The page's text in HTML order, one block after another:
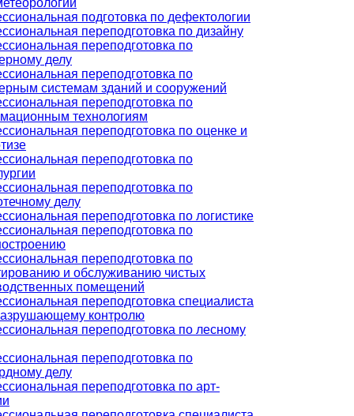
подготовка по дефектологии
переподготовка по дизайну
переподготовка по
делу
переподготовка по
системам зданий и сооружений
переподготовка по
технологиям
переподготовка по оценке и
переподготовка по
переподготовка по
делу
переподготовка по логистике
переподготовка по
переподготовка по
и обслуживанию чистых
помещений
переподготовка специалиста
контролю
переподготовка по лесному
переподготовка по
делу
переподготовка по арт-